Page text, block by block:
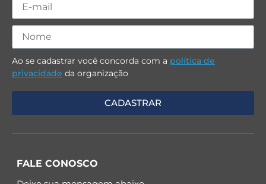
Ao se cadastrar você concorda com a política de
privacidade da organização
FALE CONOSCO